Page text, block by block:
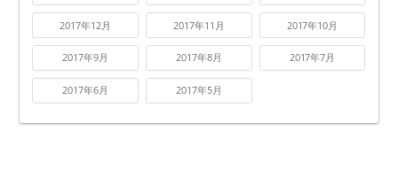
2017年12月 2017年11月 2017年10月
2017年9月 2017年8月 2017年7月
2017年6月 2017年5月